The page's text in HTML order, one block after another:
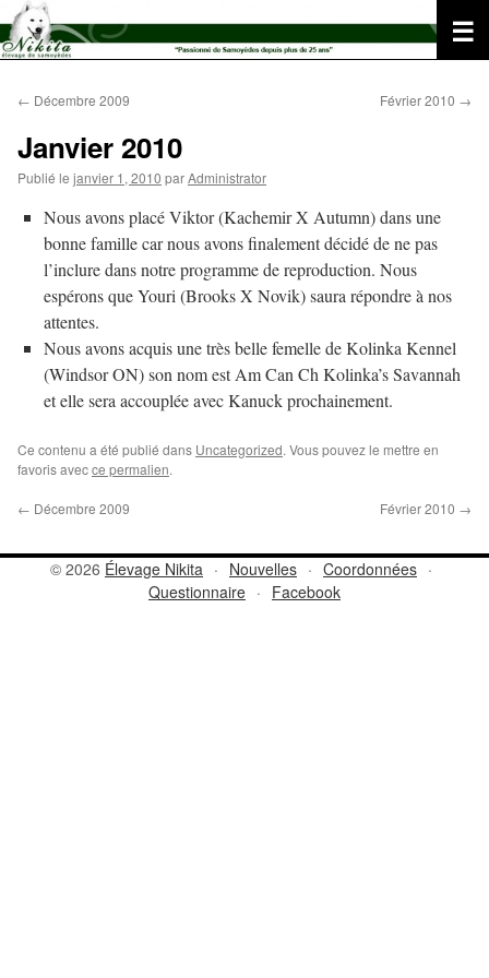
Aller
au
contenu
← Décembre 2009 Février 2010 →
Janvier 2010
Publié le janvier 1, 2010 parAdministrator
Nous avons placé Viktor (Kachemir X Autumn) dans une
bonne famille car nous avons finalement décidé de ne pas
l’inclure dans notre programme de reproduction. Nous
espérons que Youri (Brooks X Novik) saura répondre à nos
attentes.
Nous avons acquis une très belle femelle de Kolinka Kennel
(Windsor ON) son nom est Am Can Ch Kolinka’s Savannah
et elle sera accouplée avec Kanuck prochainement.
Ce contenu a été publié dans Uncategorized. Vous pouvez le mettre en
favoris avecce permalien.
← Décembre 2009 Février 2010 →
© 2026 Élevage Nikita · Nouvelles · Coordonnées ·
Questionnaire · Facebook